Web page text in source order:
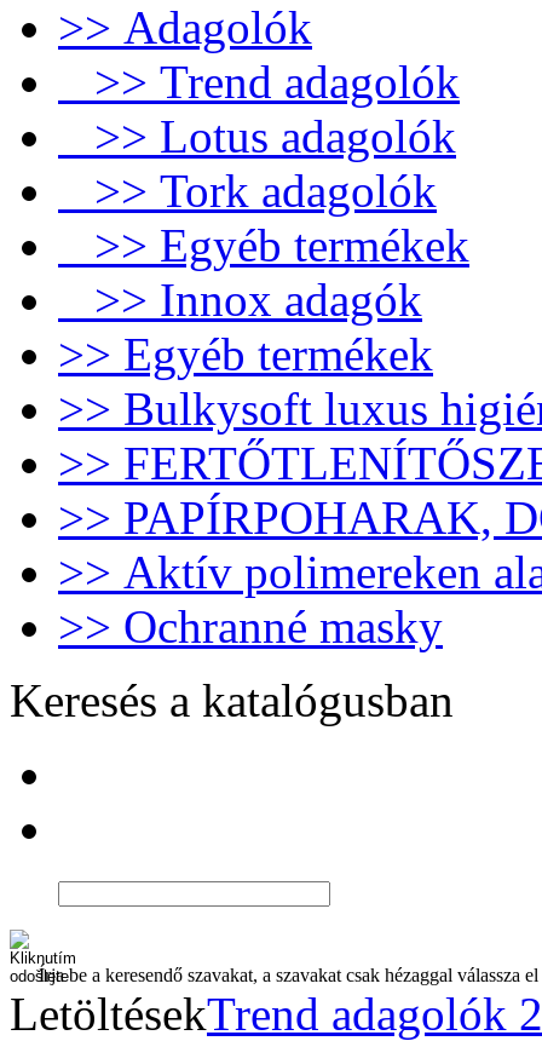
>> Adagolók
>> Trend adagolók
>> Lotus adagolók
>> Tork adagolók
>> Egyéb termékek
>> Innox adagók
>> Egyéb termékek
>> Bulkysoft luxus
>>
>> PAPÍRPOHARAK,
>> Aktív polimereken
>> Ochranné masky
Keresés a katalógusban
Írja be a keresendő szavakat, a szavakat csak hézaggal válassza el
LetöltésekTrend adagolók